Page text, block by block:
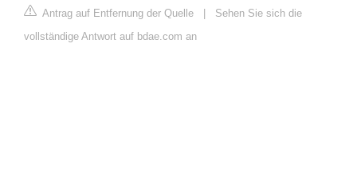
Antrag auf Entfernung der Quelle | Sehen Sie sich die
vollständige Antwort auf bdae.com an